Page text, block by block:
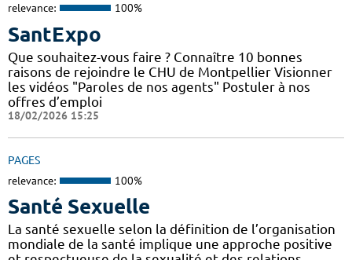
relevance: 100%
SantExpo
Que souhaitez-vous faire ? Connaître 10 bonnes
raisons de rejoindre le CHU de Montpellier Visionner
les vidéos "Paroles de nos agents" Postuler à nos
offres d’emploi
18/02/2026 15:25
PAGES
relevance: 100%
Santé Sexuelle
La santé sexuelle selon la définition de l’organisation
mondiale de la santé implique une approche positive